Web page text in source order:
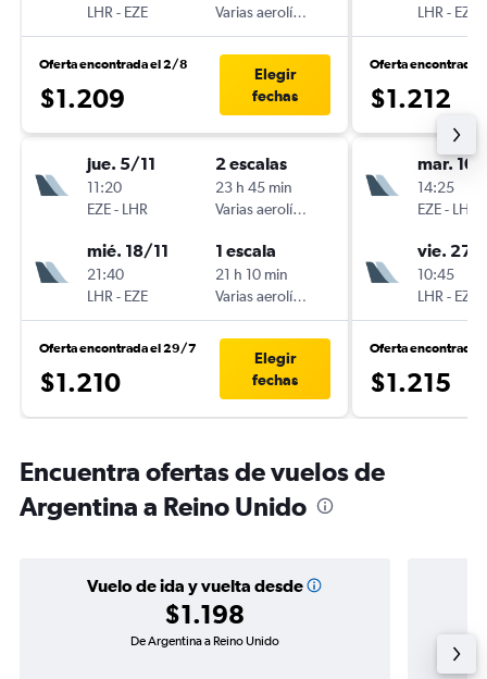
LHR - EZE
Varias aerolíneas
Oferta encontrada el 2/8
$1.209
Elegir
fechas
jue. 5/11
11:20
EZE- LHR
2 escalas
23 h 45 min
Varias aerolíneas
mié. 18/11
21:40
LHR - EZE
1 escala
21 h 10 min
Varias aerolíneas
Oferta encontrada el 29/7
$1.210
Elegir
fechas
LHR - EZE
Oferta encontrada
$1.212
mar. 10/
14:25
EZE- LHR
vie. 27/
10:45
LHR - EZE
Oferta encontrada
$1.215
Encuentra ofertas de vuelos de
Argentina a Reino Unido
Vuelo de ida y vuelta desde
$1.198
De Argentina a Reino Unido